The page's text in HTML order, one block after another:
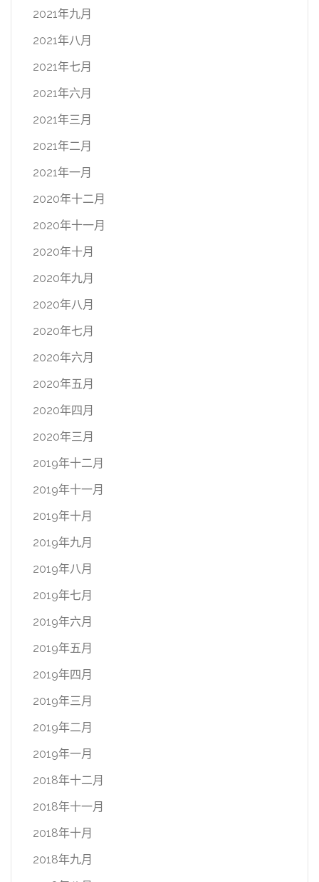
2021年九月
2021年八月
2021年七月
2021年六月
2021年三月
2021年二月
2021年一月
2020年十二月
2020年十一月
2020年十月
2020年九月
2020年八月
2020年七月
2020年六月
2020年五月
2020年四月
2020年三月
2019年十二月
2019年十一月
2019年十月
2019年九月
2019年八月
2019年七月
2019年六月
2019年五月
2019年四月
2019年三月
2019年二月
2019年一月
2018年十二月
2018年十一月
2018年十月
2018年九月